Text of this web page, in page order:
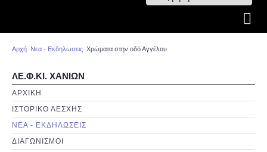
...
Αρχή Νεα - Εκδηλωσεις Χρώματα στην οδό Αγγέλου
ΛΕ.Φ.ΚΙ. ΧΑΝΙΩΝ
ΑΡΧΙΚΗ
ΙΣΤΟΡΙΚΟ ΛΕΣΧΗΣ
ΝΕΑ - ΕΚΔΗΛΩΣΕΙΣ
ΔΙΑΓΩΝΙΣΜΟΙ